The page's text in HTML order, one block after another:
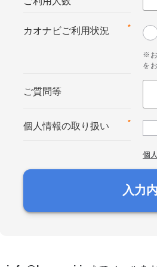
*
カオナビご利用状況
※お
を
ご質問等
*
個人情報の取り扱い
個
入力